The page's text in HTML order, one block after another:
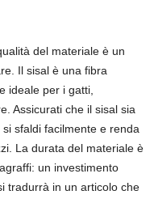
del materiale è un
Il sisal è una fibra
ideale per i gatti,
Assicurati che il sisal sia
sfaldi facilmente e renda
La durata del materiale è
un investimento
tradurrà in un articolo che